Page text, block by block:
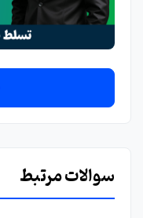
سوالات مرتبط